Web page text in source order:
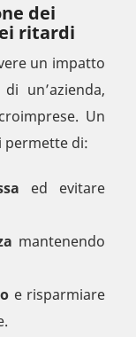
dei
ritardi
un impatto
un’azienda,
Un
permette di:
ed evitare
mantenendo
e risparmiare